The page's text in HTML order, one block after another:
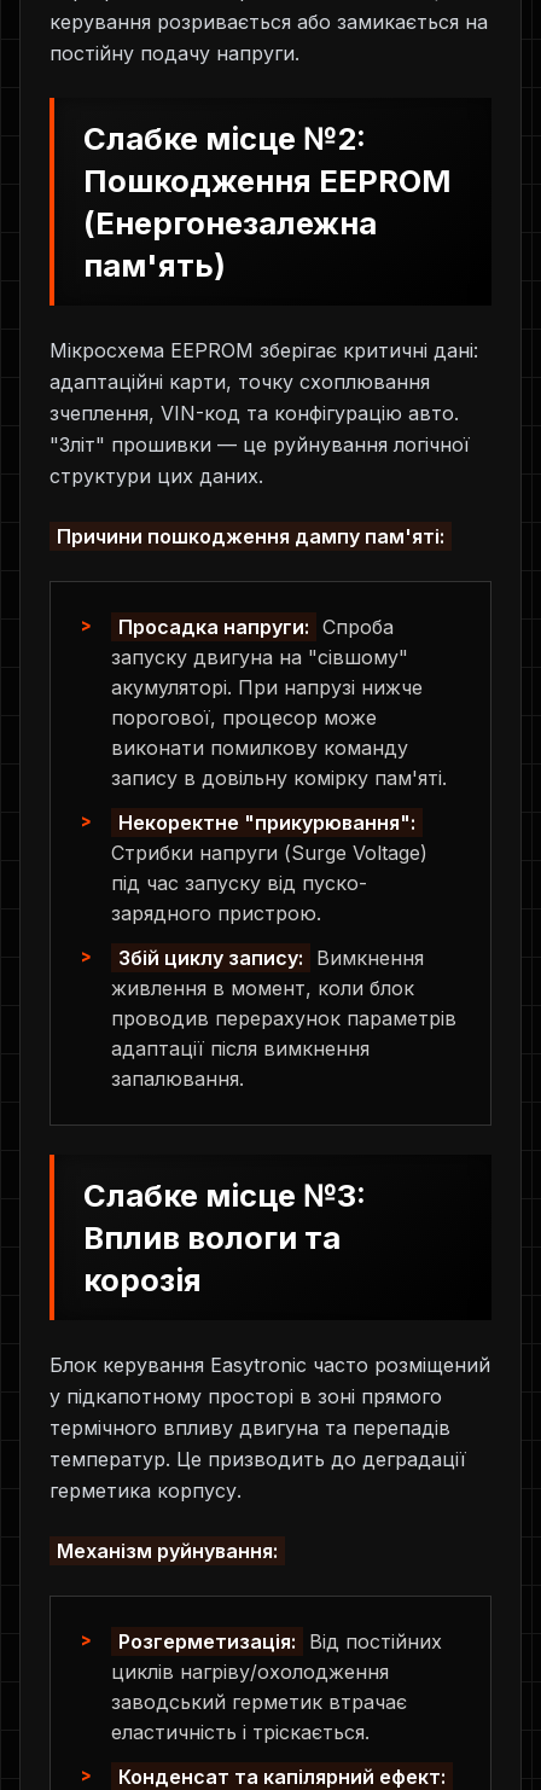
керування розривається або замикається на
постійну подачу напруги.
Слабке місце №2:
Пошкодження EEPROM
(Енергонезалежна
пам'ять)
Мікросхема EEPROM зберігає критичні дані:
адаптаційні карти, точку схоплювання
зчеплення, VIN-код та конфігурацію авто.
"Зліт" прошивки — це руйнування логічної
структури цих даних.
Причини пошкодження дампу пам'яті:
Просадка напруги: Спроба
запуску двигуна на "сівшому"
акумуляторі. При напрузі нижче
порогової, процесор може
виконати помилкову команду
запису в довільну комірку пам'яті.
Некоректне "прикурювання":
Стрибки напруги (Surge Voltage)
під час запуску від пуско-
зарядного пристрою.
Збій циклу запису:
Вимкнення
живлення в момент, коли блок
проводив перерахунок параметрів
адаптації після вимкнення
запалювання.
Слабке місце №3:
Вплив вологи та
корозія
Блок керування Easytronic часто розміщений
у підкапотному просторі в зоні прямого
термічного впливу двигуна та перепадів
температур. Це призводить до деградації
герметика корпусу.
Механізм руйнування:
Розгерметизація:
Від постійних
циклів нагріву/охолодження
заводський герметик втрачає
еластичність і тріскається.
Конденсат та капілярний ефект: